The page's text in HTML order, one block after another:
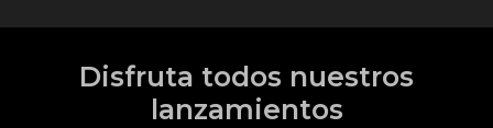
Disfruta todos nuestros
lanzamientos